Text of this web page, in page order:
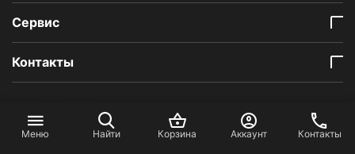
Сервис
Контакты
Меню Найти Корзина Аккаунт Контакты